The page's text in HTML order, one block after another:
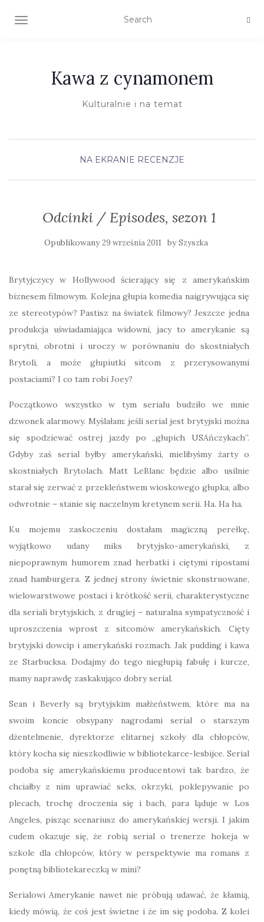
TOGGLE NAVIGATION
Kawa z cynamonem
Kulturalnie i na temat
NA EKRANIE RECENZJE
Odcinki / Episodes, sezon 1
Opublikowany29 września 2011 bySzyszka
Brytyjczycy w Hollywood ścierający się z amerykańskim
biznesem filmowym. Kolejna głupia komedia naigrywująca się
ze stereotypów? Pastisz na światek filmowy? Jeszcze jedna
produkcja uświadamiająca widowni, jacy to amerykanie są
sprytni, obrotni i uroczy w porównaniu do skostniałych
Brytoli, a może głupiutki sitcom z przerysowanymi
postaciami? I co tam robi Joey?
Początkowo wszystko w tym serialu budziło we mnie
dzwonek alarmowy. Myślałam: jeśli serial jest brytyjski można
się spodziewać ostrej jazdy po „głupich USAńczykach”.
Gdyby zaś serial byłby amerykański, mielibyśmy żarty o
skostniałych Brytolach. Matt LeBlanc będzie albo usilnie
starał się zerwać z przekleństwem wioskowego głupka, albo
odwrotnie – stanie się naczelnym kretynem serii. Ha. Ha ha.
Ku mojemu zaskoczeniu dostałam magiczną perełkę,
wyjątkowo udany miks brytyjsko-amerykański, z
niepoprawnym humorem znad herbatki i ciętymi ripostami
znad hamburgera. Z jednej strony świetnie skonstruowane,
wielowarstwowe postaci i krótkość serii, charakterystyczne
dla seriali brytyjskich, z drugiej – naturalna sympatyczność i
uproszczenia wprost z sitcomów amerykańskich. Cięty
brytyjski dowcip i amerykański rozmach. Jak pudding i kawa
ze Starbucksa. Dodajmy do tego niegłupią fabułę i kurcze,
mamy naprawdę zaskakująco dobry serial.
Sean i Beverly są brytyjskim małżeństwem, które ma na
swoim koncie obsypany nagrodami serial o starszym
dżentelmenie, dyrektorze elitarnej szkoły dla chłopców,
który kocha się nieszkodliwie w bibliotekarce-lesbijce. Serial
podoba się amerykańskiemu producentowi tak bardzo, że
chciałby z nim uprawiać seks, okrzyki, poklepywanie po
plecach, trochę droczenia się i bach, para ląduje w Los
Angeles, pisząc scenariusz do amerykańskiej wersji. I jakim
cudem okazuje się, że robią serial o trenerze hokeja w
szkole dla chłopców, który w perspektywie ma romans z
ponętną bibliotekareczką w mini?
Serialowi Amerykanie nawet nie próbują udawać, że kłamią,
kiedy mówią, że coś jest świetne i że im się podoba. Z kolei